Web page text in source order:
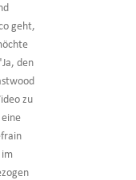
geht,
den
zu
eine
im